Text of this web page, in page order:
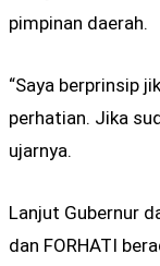
pimpinan daerah.
“Saya berprinsip
perhatian. Jika
ujarnya.
Lanjut Gubernur
dan FORHATI